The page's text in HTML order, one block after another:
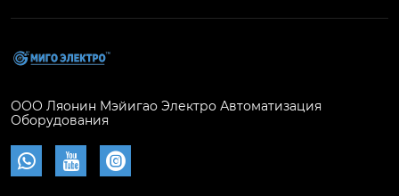
ООО Ляонин Мэйигао Электро Автоматизация
Оборудования
  